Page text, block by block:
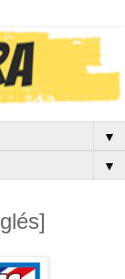
▼
▼